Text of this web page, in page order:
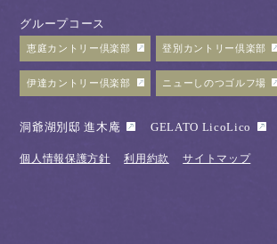
グループコース
恵庭カントリー倶楽部 登別カントリー倶楽部
伊達カントリー倶楽部 ニューしのつゴルフ場
洞爺湖別邸 進木庵 GELATO LicoLico
個人情報保護方針 利用約款 サイトマップ